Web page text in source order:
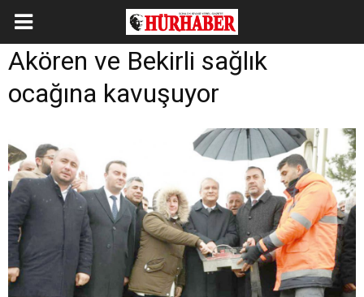
Akören ve Bekirli sağlık
ocağına kavuşuyor